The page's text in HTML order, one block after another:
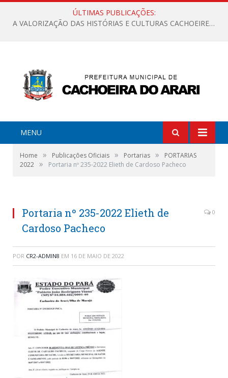
ÚLTIMAS PUBLICAÇÕES:
A VALORIZAÇÃO DAS HISTÓRIAS E CULTURAS CACHOEIRENSES
MENU
Home » Publicações Oficiais » Portarias »
PORTARIAS
2022 » Portaria nº 235-2022 Elieth de Cardoso Pacheco
Portaria nº 235-2022 Elieth de
Cardoso Pacheco
0
POR CR2-ADMIN8 EM 16 DE MAIO DE 2022